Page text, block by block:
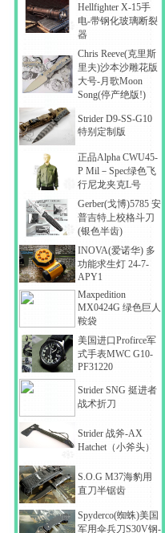
Hellfighter X-15手
电-带钢化玻璃断裂
器
Chris Reeve(克里斯
里夫)沙本沙雕花版
大号-月歌Moon
Song(停产绝版!)
Strider D9-SS-G10
特别定制版
正品Alpha CWU45-
P Mil－Spec绿色飞
行尼龙夹克L号
Gerber(戈博)5785 安
普吉特上校格斗刀
(银色半齿)
INOVA(爱诺华) 多
功能求生灯 24-7-
APY1
Maxpedition
MX0424G 绿色巨人
鞍袋
美国进口Profirce军
式手表MWC G10-
PF31220
Strider SNG 挺进者
战术折刀
Strider 战斧-AX
Hatchet（小斧头）
S.O.G M37海豹用
直刀半锯齿
Spyderco(蜘蛛)美国
军用伞兵刀S30V钢-